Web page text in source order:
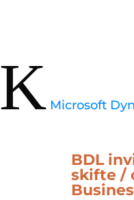
K Microsoft
BDL
skifte /